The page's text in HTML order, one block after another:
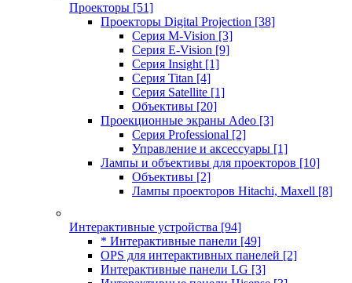
Проекторы [51]
Проекторы Digital Projection [38]
Серия M-Vision [3]
Серия E-Vision [9]
Серия Insight [1]
Серия Titan [4]
Серия Satellite [1]
Объективы [20]
Проекционные экраны Adeo [3]
Серия Professional [2]
Управление и аксессуары [1]
Лампы и объективы для проекторов [10]
Объективы [2]
Лампы проекторов Hitachi, Maxell [8]
Интерактивные устройства [94]
* Интерактивные панели [49]
OPS для интерактивных панелей [2]
Интерактивные панели LG [3]